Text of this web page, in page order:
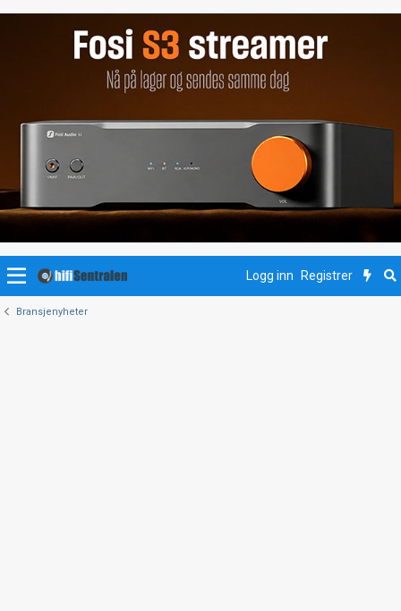
Logg inn Registrer
Bransjenyheter